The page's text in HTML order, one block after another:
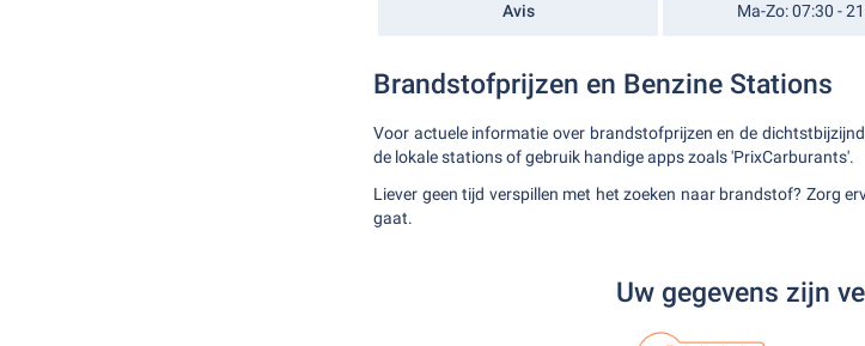
Avis Ma-Zo: 07:30 -
Brandstofprijzen en Benzine Stations
Voor actuele informatie over brandstofprijzen en de
de lokale stations of gebruik handige apps zoals 'PrixCarburants'.
Liever geen tijd verspillen met het zoeken naar brandstof? Zorg
gaat.
Uw gegevens zijn